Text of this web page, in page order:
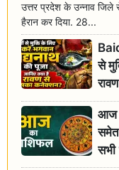
उत्तर प्रदेश के उन्नाव जिले
हैरान कर दिया. 28...
से
आज
समेत
सभी